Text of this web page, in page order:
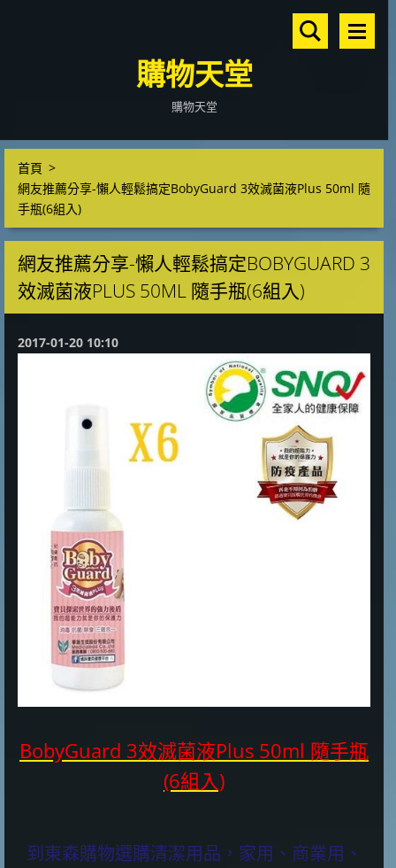
購物天堂
購物天堂
首頁 >
網友推薦分享-懶人輕鬆搞定BobyGuard 3效滅菌液Plus 50ml 隨
手瓶(6組入)
網友推薦分享-懶人輕鬆搞定BOBYGUARD 3
效滅菌液PLUS 50ML 隨手瓶(6組入)
2017-01-20 10:10
BobyGuard 3效滅菌液Plus 50ml 隨手瓶
(6組入)
到東森購物選購清潔用品，家用、商業用、